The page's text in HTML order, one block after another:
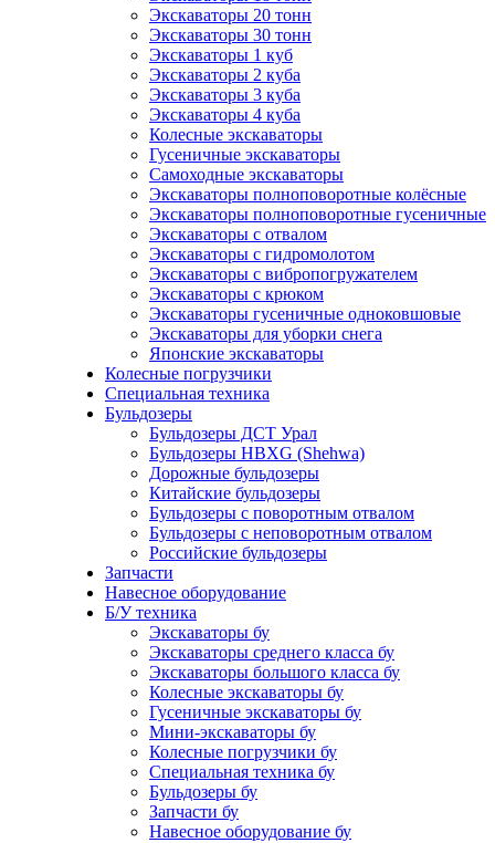
Экскаваторы 20 тонн
Экскаваторы 30 тонн
Экскаваторы 1 куб
Экскаваторы 2 куба
Экскаваторы 3 куба
Экскаваторы 4 куба
Колесные экскаваторы
Гусеничные экскаваторы
Самоходные экскаваторы
Экскаваторы полноповоротные колёсные
Экскаваторы полноповоротные гусеничные
Экскаваторы с отвалом
Экскаваторы с гидромолотом
Экскаваторы с вибропогружателем
Экскаваторы с крюком
Экскаваторы гусеничные одноковшовые
Экскаваторы для уборки снега
Японские экскаваторы
Колесные погрузчики
Специальная техника
Бульдозеры
Бульдозеры ДСТ Урал
Бульдозеры HBXG (Shehwa)
Дорожные бульдозеры
Китайские бульдозеры
Бульдозеры с поворотным отвалом
Бульдозеры с неповоротным отвалом
Российские бульдозеры
Запчасти
Навесное оборудование
Б/У техника
Экскаваторы бу
Экскаваторы среднего класса бу
Экскаваторы большого класса бу
Колесные экскаваторы бу
Гусеничные экскаваторы бу
Мини-экскаваторы бу
Колесные погрузчики бу
Специальная техника бу
Бульдозеры бу
Запчасти бу
Навесное оборудование бу